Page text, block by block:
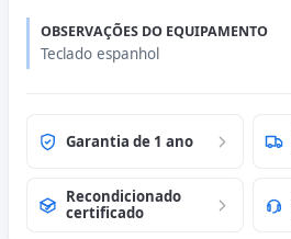
OBSERVAÇÕES DO EQUIPAMENTO
Teclado espanhol
Garantia de 1 ano
Recondicionado
certificado